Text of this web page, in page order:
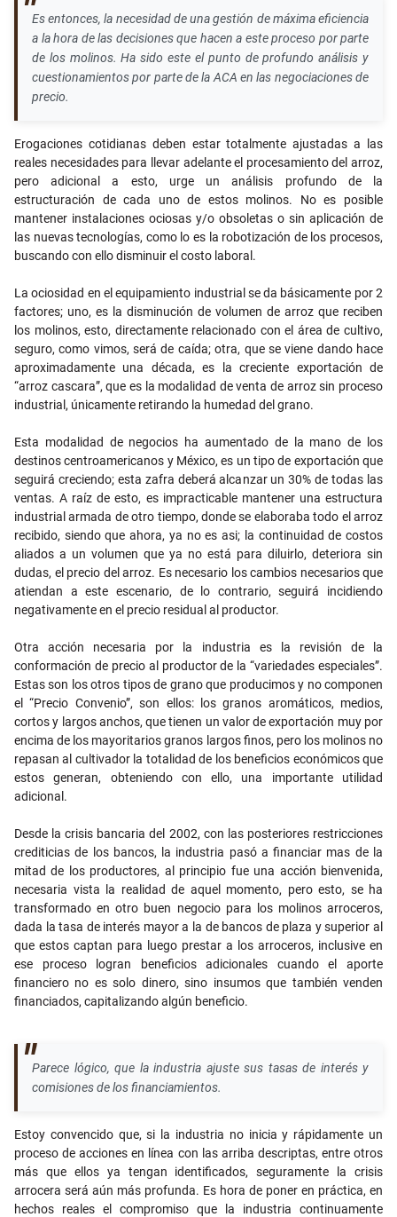
Es entonces, la necesidad de una gestión de máxima eficiencia
a la hora de las decisiones que hacen a este proceso por parte
de los molinos. Ha sido este el punto de profundo análisis y
cuestionamientos por parte de la ACA en las negociaciones de
precio.
Erogaciones cotidianas deben estar totalmente ajustadas a las
reales necesidades para llevar adelante el procesamiento del arroz,
pero adicional a esto, urge un análisis profundo de la
estructuración de cada uno de estos molinos. No es posible
mantener instalaciones ociosas y/o obsoletas o sin aplicación de
las nuevas tecnologías, como lo es la robotización de los procesos,
buscando con ello disminuir el costo laboral.
La ociosidad en el equipamiento industrial se da básicamente por 2
factores; uno, es la disminución de volumen de arroz que reciben
los molinos, esto, directamente relacionado con el área de cultivo,
seguro, como vimos, será de caída; otra, que se viene dando hace
aproximadamente una década, es la creciente exportación de
“arroz cascara”, que es la modalidad de venta de arroz sin proceso
industrial, únicamente retirando la humedad del grano.
Esta modalidad de negocios ha aumentado de la mano de los
destinos centroamericanos y México, es un tipo de exportación que
seguirá creciendo; esta zafra deberá alcanzar un 30% de todas las
ventas. A raíz de esto, es impracticable mantener una estructura
industrial armada de otro tiempo, donde se elaboraba todo el arroz
recibido, siendo que ahora, ya no es asi; la continuidad de costos
aliados a un volumen que ya no está para diluirlo, deteriora sin
dudas, el precio del arroz. Es necesario los cambios necesarios que
atiendan a este escenario, de lo contrario, seguirá incidiendo
negativamente en el precio residual al productor.
Otra acción necesaria por la industria es la revisión de la
conformación de precio al productor de la “variedades especiales”.
Estas son los otros tipos de grano que producimos y no componen
el “Precio Convenio”, son ellos: los granos aromáticos, medios,
cortos y largos anchos, que tienen un valor de exportación muy por
encima de los mayoritarios granos largos finos, pero los molinos no
repasan al cultivador la totalidad de los beneficios económicos que
estos generan, obteniendo con ello, una importante utilidad
adicional.
Desde la crisis bancaria del 2002, con las posteriores restricciones
crediticias de los bancos, la industria pasó a financiar mas de la
mitad de los productores, al principio fue una acción bienvenida,
necesaria vista la realidad de aquel momento, pero esto, se ha
transformado en otro buen negocio para los molinos arroceros,
dada la tasa de interés mayor a la de bancos de plaza y superior al
que estos captan para luego prestar a los arroceros, inclusive en
ese proceso logran beneficios adicionales cuando el aporte
financiero no es solo dinero, sino insumos que también venden
financiados, capitalizando algún beneficio.
Parece lógico, que la industria ajuste sus tasas de interés y
comisiones de los financiamientos.
Estoy convencido que, si la industria no inicia y rápidamente un
proceso de acciones en línea con las arriba descriptas, entre otros
más que ellos ya tengan identificados, seguramente la crisis
arrocera será aún más profunda. Es hora de poner en práctica, en
hechos reales el compromiso que la industria continuamente